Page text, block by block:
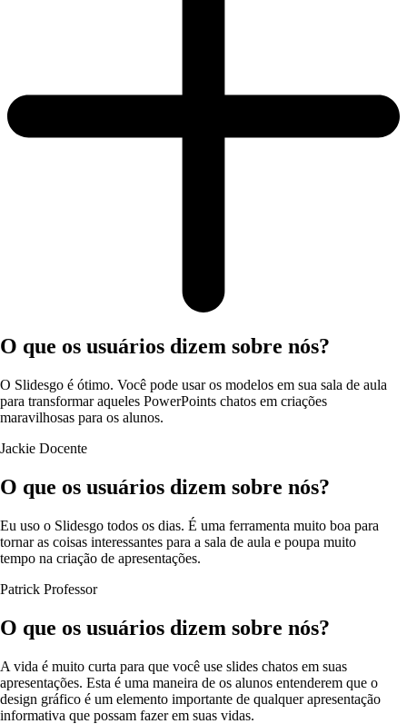
O que os usuários dizem sobre nós?
O Slidesgo é ótimo. Você pode usar os modelos em sua sala de aula
para transformar aqueles PowerPoints chatos em criações
maravilhosas para os alunos.
Jackie Docente
O que os usuários dizem sobre nós?
Eu uso o Slidesgo todos os dias. É uma ferramenta muito boa para
tornar as coisas interessantes para a sala de aula e poupa muito
tempo na criação de apresentações.
Patrick Professor
O que os usuários dizem sobre nós?
A vida é muito curta para que você use slides chatos em suas
apresentações. Esta é uma maneira de os alunos entenderem que o
design gráfico é um elemento importante de qualquer apresentação
informativa que possam fazer em suas vidas.